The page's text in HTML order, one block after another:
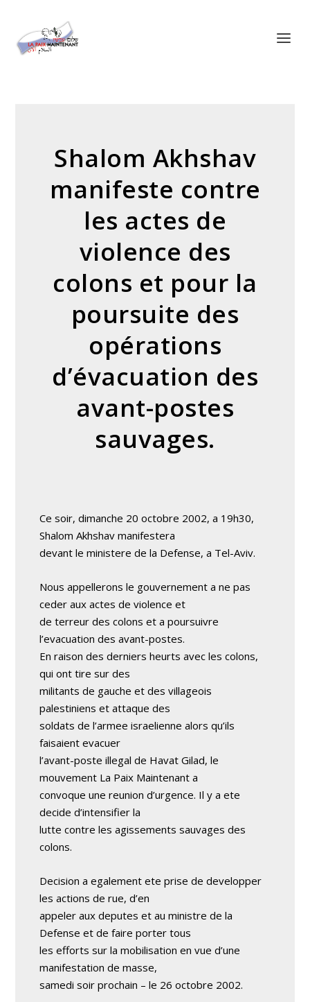
Shalom Akhshav
manifeste contre
les actes de
violence des
colons et pour la
poursuite des
opérations
d’évacuation des
avant-postes
sauvages.
Ce soir, dimanche 20 octobre 2002, a 19h30,
Shalom Akhshav manifestera
devant le ministere de la Defense, a Tel-Aviv.
Nous appellerons le gouvernement a ne pas
ceder aux actes de violence et
de terreur des colons et a poursuivre
l’evacuation des avant-postes.
En raison des derniers heurts avec les colons,
qui ont tire sur des
militants de gauche et des villageois
palestiniens et attaque des
soldats de l’armee israelienne alors qu’ils
faisaient evacuer
l’avant-poste illegal de Havat Gilad, le
mouvement La Paix Maintenant a
convoque une reunion d’urgence. Il y a ete
decide d’intensifier la
lutte contre les agissements sauvages des
colons.
Decision a egalement ete prise de developper
les actions de rue, d’en
appeler aux deputes et au ministre de la
Defense et de faire porter tous
les efforts sur la mobilisation en vue d’une
manifestation de masse,
samedi soir prochain – le 26 octobre 2002.